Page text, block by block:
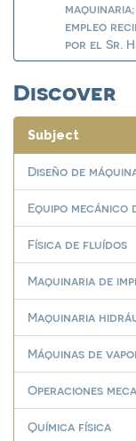
empleo
por el Sr.
Discover
Subject
Diseño de
Equipo mecánico
Física de fluídos
Maquinaria de
Maquinaria
Máquinas de
Operaciones
Química física